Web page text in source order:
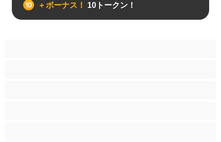
+ ボーナス！ 10トークン！